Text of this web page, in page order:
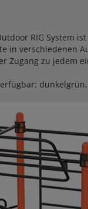
RIG System
in verschiedenen
Zugang zu jedem